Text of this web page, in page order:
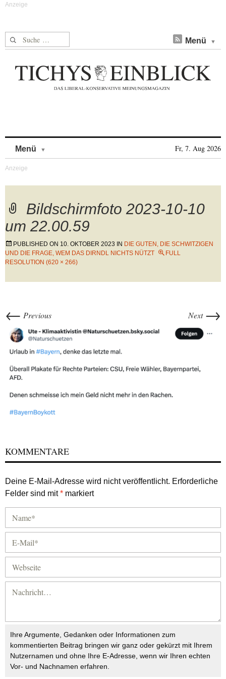
Suche nach: Menü
Menü Fr, 7. Aug 2026
Bildschirmfoto 2023-10-10
um 22.00.59
PUBLISHED ON 10. OKTOBER 2023 IN DIE GUTEN, DIE SCHWITZIGEN
UND DIE FRAGE, WEM DAS DIRNDL NICHTS NÜTZT
FULL
RESOLUTION (620 × 266)
← Previous Next →
KOMMENTARE
Deine E-Mail-Adresse wird nicht veröffentlicht. Erforderliche
Felder sind mit* markiert
Ihre Argumente, Gedanken oder Informationen zum
kommentierten Beitrag bringen wir ganz oder gekürzt mit Ihrem
Nutzernamen und ohne Ihre E-Adresse, wenn wir Ihren echten
Vor- und Nachnamen erfahren.